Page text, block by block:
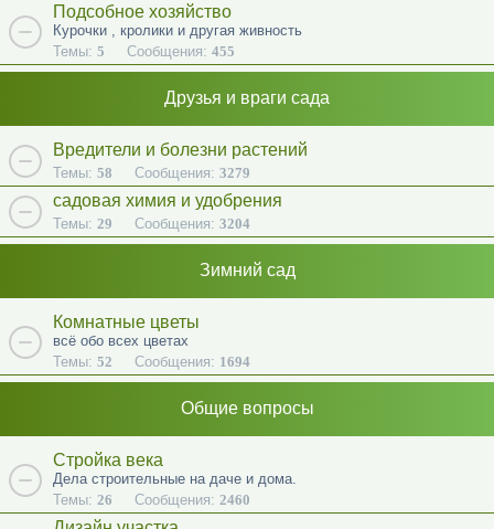
Подсобное хозяйство
Курочки , кролики и другая живность
Темы: 5 Сообщения: 455
Друзья и враги сада
Вредители и болезни растений
Темы: 58 Сообщения: 3279
садовая химия и удобрения
Темы: 29 Сообщения: 3204
Зимний сад
Комнатные цветы
всё обо всех цветах
Темы: 52 Сообщения: 1694
Общие вопросы
Стройка века
Дела строительные на даче и дома.
Темы: 26 Сообщения: 2460